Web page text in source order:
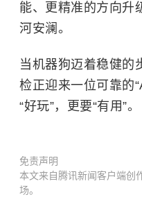
能、更精准的方向升
河安澜。
当机器狗迈着稳健的
检正迎来一位可靠的
“好玩”，更要“有用”。
免责声明
本文来自腾讯新闻客户端创
场。